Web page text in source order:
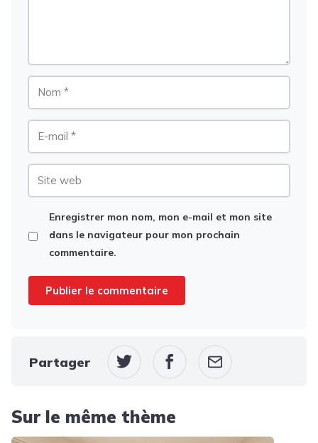
Enregistrer mon nom, mon e-mail et mon site
dans le navigateur pour mon prochain
commentaire.
Partager
Sur le même thème